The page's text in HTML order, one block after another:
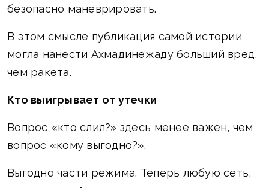
безопасно маневрировать.
В этом смысле публикация самой истории
могла нанести Ахмадинежаду больший вред,
чем ракета.
Кто выигрывает от утечки
Вопрос «кто слил?» здесь менее важен, чем
вопрос «кому выгодно?».
Выгодно части режима. Теперь любую сеть,